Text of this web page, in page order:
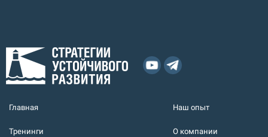
Главная
Тренинги
Наш опыт
О компании